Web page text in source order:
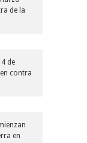
de la
de
contra
en